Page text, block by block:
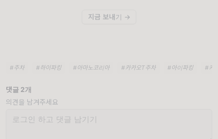
지금 보내기 →
#주차 #하이파킹 #아마노코리아 #카카오T주차 #아이파킹 #카
댓글 2개
의견을 남겨주세요